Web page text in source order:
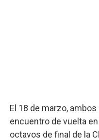
El 18 de marzo,
encuentro de vuelta
octavos de final de la